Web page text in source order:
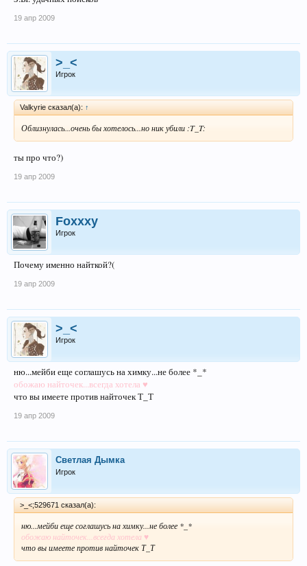
19 апр 2009
>_<
Игрок
Valkyrie сказал(а): ↑
Облизнулась...очень бы хотелось...но ник убили :T_T:
ты про что?)
19 апр 2009
Foxxxy
Игрок
Почему именно найткой?(
19 апр 2009
>_<
Игрок
ню...мейби еще соглашусь на химку...не более *_*
обожаю найточек...всегда хотела ♥
что вы имеете против найточек Т_Т
19 апр 2009
Светлая Дымка
Игрок
>_<;529671 сказал(а):
ню...мейби еще соглашусь на химку...не более *_*
обожаю найточек...всегда хотела ♥
что вы имеете против найточек Т_Т